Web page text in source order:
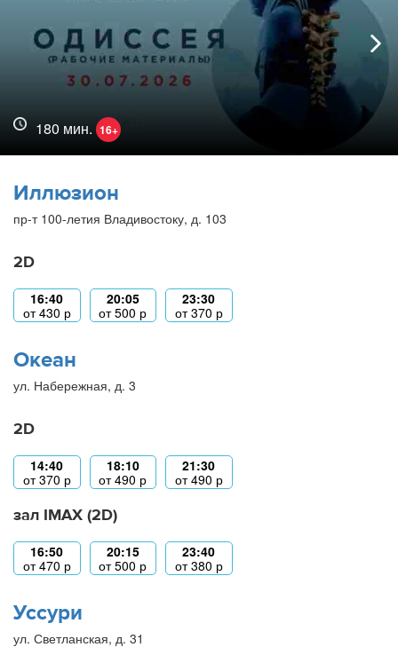
180 мин. 16+
Иллюзион
пр-т 100-летия Владивостоку, д. 103
2D
16:40
от430 р
20:05
от500 р
23:30
от370 р
Океан
ул. Набережная, д. 3
2D
14:40
от370 р
18:10
от490 р
21:30
от490 р
зал IMAX (2D)
16:50
от470 р
20:15
от500 р
23:40
от380 р
Уссури
ул. Светланская, д. 31